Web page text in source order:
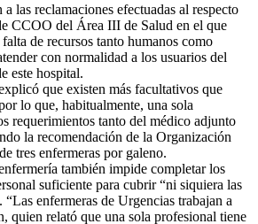
las reclamaciones efectuadas al respecto
CCOO del Área III de Salud en el que
de recursos tanto humanos como
con normalidad a los usuarios del
este hospital.
que existen más facultativos que
lo que, habitualmente, una sola
requerimientos tanto del médico adjunto
la recomendación de la Organización
tres enfermeras por galeno.
también impide completar los
suficiente para cubrir “ni siquiera las
“Las enfermeras de Urgencias trabajan a
quien relató que una sola profesional tiene